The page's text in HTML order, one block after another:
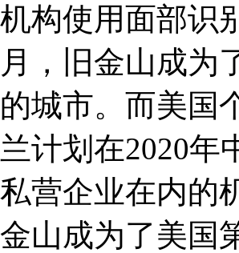
机构使用面部识
月，旧金山成为
的城市。而美国
兰计划在2020年
私营企业在内的
金山成为了美国